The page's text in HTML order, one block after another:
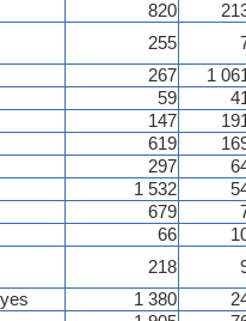
820
255
267 1
59
147
619
297
1 532
679
66
218
1 380